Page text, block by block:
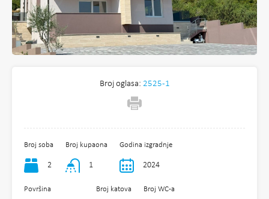
Broj oglasa: 2525-1
Broj soba
2
Broj kupaona
1
Godina izgradnje
2024
Površina Broj katova Broj WC-a